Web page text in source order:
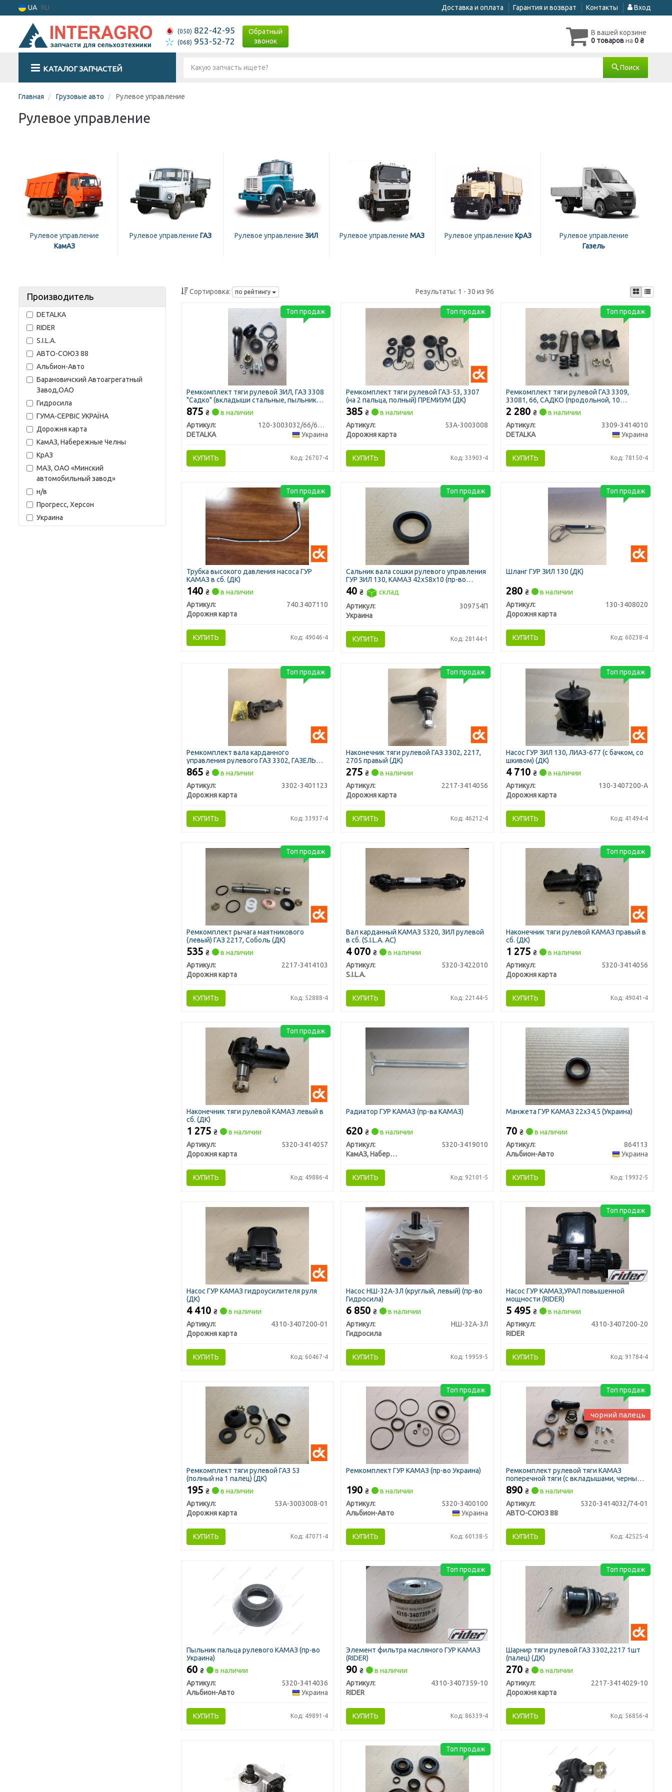
UA RU Доставка и оплата Гарантия и возврат Контакты Вход
(050) 822-42-95
(068) 953-52-72
Обратный
звонок
В вашей корзине
0 товаровна 0 ₴
КАТАЛОГ ЗАПЧАСТЕЙ Поиск
Главная Грузовые авто Рулевое управление
Рулевое управление
Рулевое управление
КамАЗ
Рулевое управление ГАЗ Рулевое управление ЗИЛ Рулевое управление МАЗ Рулевое управление КрАЗ
Рулевое управление
Газель
Производитель
DETALKA
RIDER
S.I.L.A.
АВТО-СОЮЗ 88
Альбион-Авто
Барановичский Автоагрегатный
Завод,ОАО
Гидросила
ГУМА-СЕРВІС УКРАЇНА
Дорожня карта
КамАЗ, Набережные Челны
КрАЗ
МАЗ, ОАО «Минский
автомобильный завод»
н/в
Прогресс, Херсон
Украина
Сортировка: по рейтингу Результаты: 1 - 30 из 96
Ремкомплект тяги рулевой ЗИЛ, ГАЗ 3308
"Садко" (вкладыши стальные, пыльник
силиконовый) (DETALKA)
875 ₴
в наличии
Артикул:
120-3003032/66/67-01
DETALKA
Украина
КУПИТЬ Код: 26707-4
Топ продаж
Ремкомплект тяги рулевой ГАЗ-53, 3307
(на 2 пальца, полный) ПРЕМИУМ (ДК)
385₴
в наличии
Артикул:
53А-3003008
Дорожня карта
КУПИТЬ Код: 33903-4
Топ продаж
Ремкомплект тяги рулевой ГАЗ 3309,
33081, 66, САДКО (продольной, 10
наименований, к-кт на всю тягу) (DETALKA)
2 280₴
в наличии
Артикул:
3309-3414010
DETALKA
Украина
КУПИТЬ Код: 78150-4
Топ продаж
Трубка высокого давления насоса ГУР
КАМАЗ в сб. (ДК)
140 ₴
в наличии
Артикул:
740.3407110
Дорожня карта
КУПИТЬ Код: 49046-4
Топ продаж
Сальник вала сошки рулевого управления
ГУР ЗИЛ 130, КАМАЗ 42х58х10 (пр-во
Украина)
40₴
склад
Артикул:
309754П
Украина
КУПИТЬ Код: 28144-1
Топ продаж
Шланг ГУР ЗИЛ 130 (ДК)
280₴
в наличии
Артикул:
130-3408020
Дорожня карта
КУПИТЬ Код: 60238-4
Топ продаж
Ремкомплект вала карданного
управления рулевого ГАЗ 3302, ГАЗЕЛЬ
(нижняя часть) (ДК)
865 ₴
в наличии
Артикул:
3302-3401123
Дорожня карта
КУПИТЬ Код: 33937-4
Топ продаж
Наконечник тяги рулевой ГАЗ 3302, 2217,
2705 правый (ДК)
275₴
в наличии
Артикул:
2217-3414056
Дорожня карта
КУПИТЬ Код: 46212-4
Топ продаж
Насос ГУР ЗИЛ 130, ЛИАЗ-677 (с бачком, со
шкивом) (ДК)
4 710₴
в наличии
Артикул:
130-3407200-А
Дорожня карта
КУПИТЬ Код: 41494-4
Топ продаж
Ремкомплект рычага маятникового
(левый) ГАЗ 2217, Соболь (ДК)
535 ₴
в наличии
Артикул:
2217-3414103
Дорожня карта
КУПИТЬ Код: 52888-4
Топ продаж
Вал карданный КАМАЗ 5320, ЗИЛ рулевой
в сб. (S.I.L.A. AC)
4 070₴
в наличии
Артикул:
5320-3422010
S.I.L.A.
КУПИТЬ Код: 22144-5
Наконечник тяги рулевой КАМАЗ правый в
сб. (ДК)
1 275₴
в наличии
Артикул:
5320-3414056
Дорожня карта
КУПИТЬ Код: 49041-4
Топ продаж
Наконечник тяги рулевой КАМАЗ левый в
сб. (ДК)
1 275 ₴
в наличии
Артикул:
5320-3414057
Дорожня карта
КУПИТЬ Код: 49886-4
Топ продаж
Радиатор ГУР КАМАЗ (пр-ва КАМАЗ)
620₴
в наличии
Артикул:
5320-3419010
КамАЗ, Набережные Челны
КУПИТЬ Код: 92101-5
Манжета ГУР КАМАЗ 22х34,5 (Украина)
70₴
в наличии
Артикул:
864113
Альбион-Авто
Украина
КУПИТЬ Код: 19932-5
Насос ГУР КАМАЗ гидроусилителя руля
(ДК)
4 410 ₴
в наличии
Артикул:
4310-3407200-01
Дорожня карта
КУПИТЬ Код: 60467-4
Насос НШ-32А-3Л (круглый, левый) (пр-во
Гидросила)
6 850₴
в наличии
Артикул:
НШ-32А-3Л
Гидросила
КУПИТЬ Код: 19959-5
Насос ГУР КАМАЗ,УРАЛ повышенной
мощности (RIDER)
5 495₴
в наличии
Артикул:
4310-3407200-20
RIDER
КУПИТЬ Код: 91784-4
Топ продаж
Ремкомплект тяги рулевой ГАЗ 53
(полный на 1 палец) (ДК)
195 ₴
в наличии
Артикул:
53А-3003008-01
Дорожня карта
КУПИТЬ Код: 47071-4
Ремкомплект ГУР КАМАЗ (пр-во Украина)
190₴
в наличии
Артикул:
5320-3400100
Альбион-Авто
Украина
КУПИТЬ Код: 60138-5
Топ продаж
Ремкомплект рулевой тяги КАМАЗ
поперечной тяги (с вкладышами, черный
палец)
890₴
в наличии
Артикул:
5320-3414032/74-01
АВТО-СОЮЗ 88
КУПИТЬ Код: 42525-4
Топ продаж
чорний палець
Пыльник пальца рулевого КАМАЗ (пр-во
Украина)
60 ₴
в наличии
Артикул:
5320-3414036
Альбион-Авто
Украина
КУПИТЬ Код: 49891-4
Элемент фильтра масляного ГУР КАМАЗ
(RIDER)
90₴
в наличии
Артикул:
4310-3407359-10
RIDER
КУПИТЬ Код: 86339-4
Топ продаж
Шарнир тяги рулевой ГАЗ 3302,2217 1шт
(палец) (ДК)
270₴
в наличии
Артикул:
2217-3414029-10
Дорожня карта
КУПИТЬ Код: 56856-4
Топ продаж
Топ продаж